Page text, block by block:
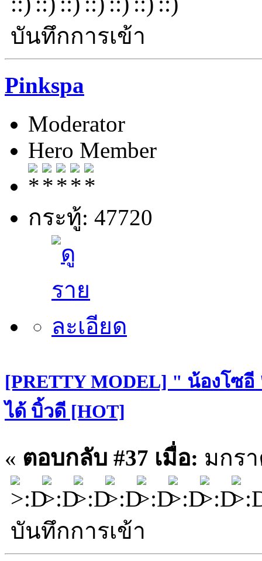
บันทึกการเข้า
Pinkspa
Moderator
Hero Member
กระทู้: 47720
[PRETTY MODEL] " น้องโซ
ได้ บิ้วดี [HOT]
« ตอบกลับ #37 เมื่อ: มกรา
บันทึกการเข้า